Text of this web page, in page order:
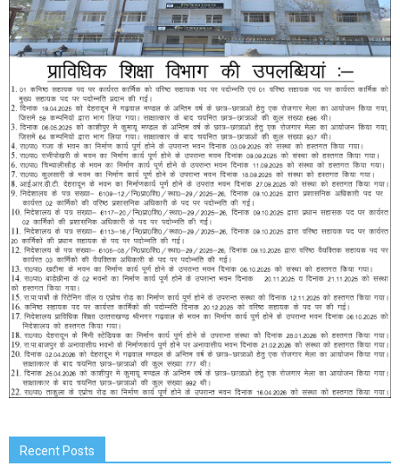
Recent Posts